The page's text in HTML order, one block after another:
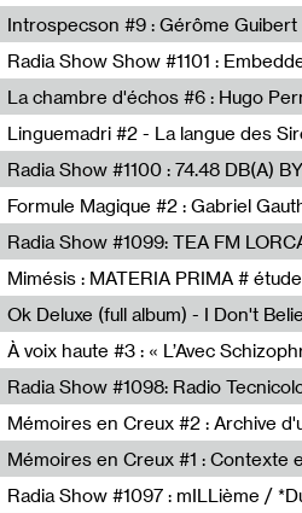
Radio Grenouille
Introspecson #9 : Gérôme Guibert
Pierre Henry,Gérôme Guibert
Jimmy Peggie,radioart106
La chambre d'échos #6 : Hugo
Revue Les Chambres,Hugo Pernet
Linguemadri #2 - La langue des
Meris Angioletti
radio x
Formule Magique #2 : Gabriel
Nathalie Lacroix,Gabriel Gauthier
TEAFM
Francesco Russo,Scuola della Crisi
À voix haute #3 : « L’Avec
Radio Orange 94.0
Sophie Auger-Grappin
Sophie Auger-Grappin
Radia Show #1097 : mILLième /